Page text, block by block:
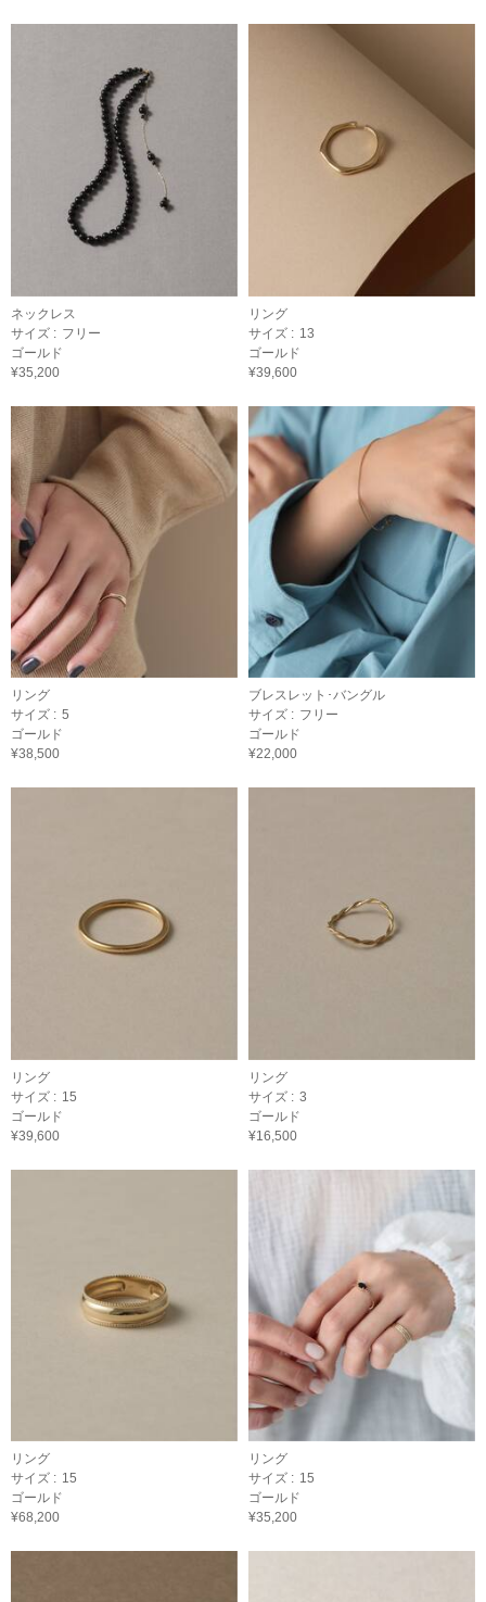
ネックレス
サイズ : フリー
ゴールド
¥35,200
リング
サイズ : 13
ゴールド
¥39,600
リング
サイズ : 5
ゴールド
¥38,500
ブレスレット･バングル
サイズ : フリー
ゴールド
¥22,000
リング
サイズ : 15
ゴールド
¥39,600
リング
サイズ : 3
ゴールド
¥16,500
リング
サイズ : 15
ゴールド
¥68,200
リング
サイズ : 15
ゴールド
¥35,200